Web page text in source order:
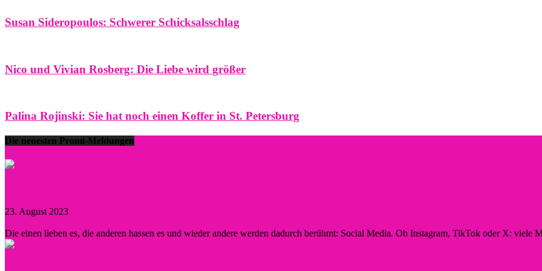
Susan Sideropoulos: Schwerer Schicksalsschlag
Nico und Vivian Rosberg: Die Liebe wird größer
Palina Rojinski: Sie hat noch einen Koffer in St. Petersburg
Die neuesten Promi-Meldungen
23. August 2023
Die einen lieben es, die anderen hassen es und wieder andere werden dadurch berühmt: Social Media. Ob Instagram, TikTok oder X: viele